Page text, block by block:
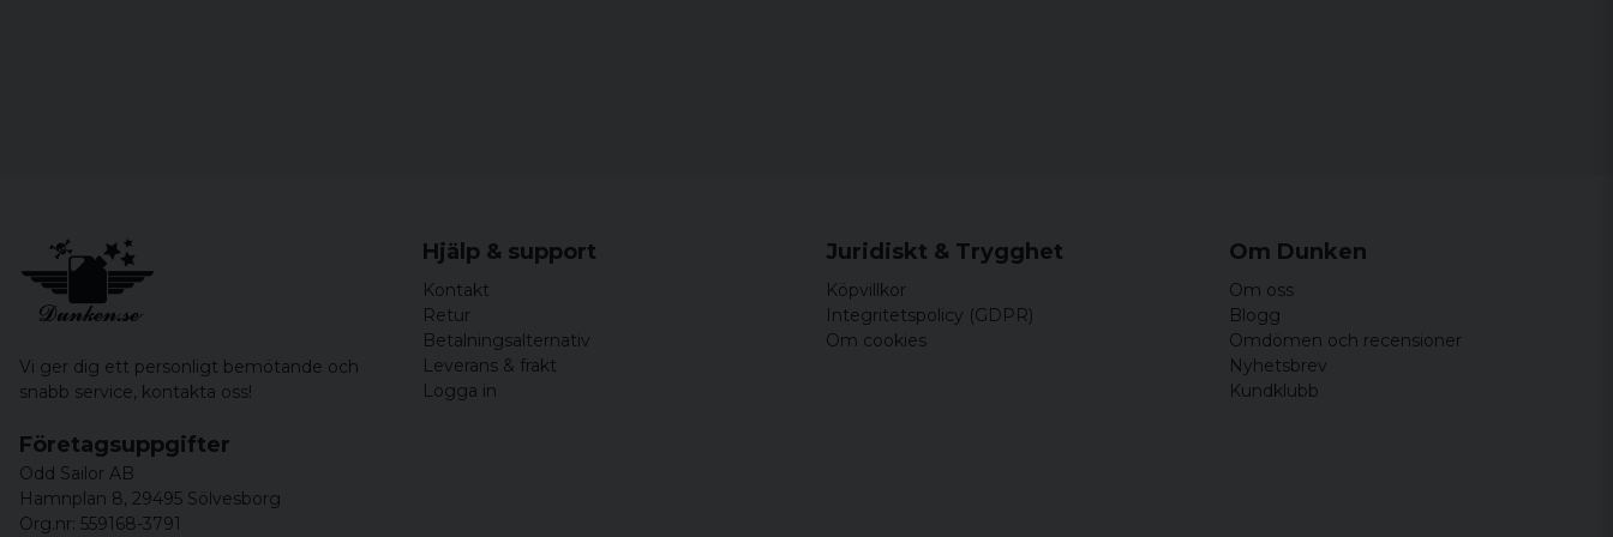
Vi ger dig ett personligt bemötande och
snabb service, kontakta oss!
Hjälp & support
Kontakt
Retur
Betalningsalternativ
Leverans & frakt
Logga in
Juridiskt & Trygghet
Köpvillkor
Integritetspolicy (GDPR)
Om cookies
Om Dunken
Om oss
Blogg
Omdömen och recensioner
Nyhetsbrev
Kundklubb
Företagsuppgifter
Odd Sailor AB
Hamnplan 8, 29495 Sölvesborg
Org.nr: 559168-3791